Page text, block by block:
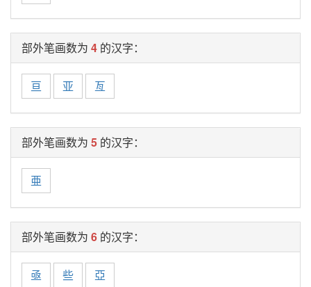
部外笔画数为 4 的汉字：
亘 亚 亙
部外笔画数为 5 的汉字：
亜
部外笔画数为 6 的汉字：
亟 些 亞